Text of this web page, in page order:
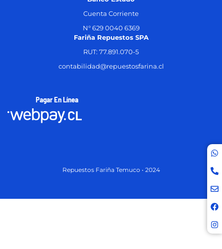
Cuenta Corriente
N° 629 0040 6369
Fariña Repuestos SPA
RUT: 77.891.070-5
contabilidad@repuestosfarina.cl
Pagar En Línea
Repuestos Fariña Temuco • 2024